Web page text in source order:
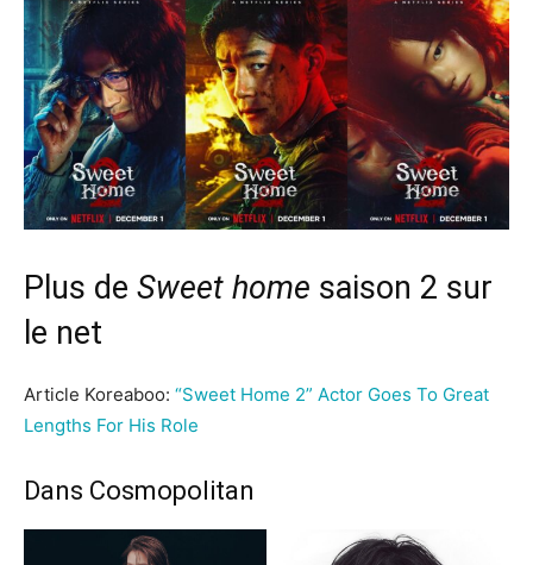
Plus de Sweet home saison 2 sur
le net
Article Koreaboo: “Sweet Home 2” Actor Goes To Great
Lengths For His Role
Dans Cosmopolitan